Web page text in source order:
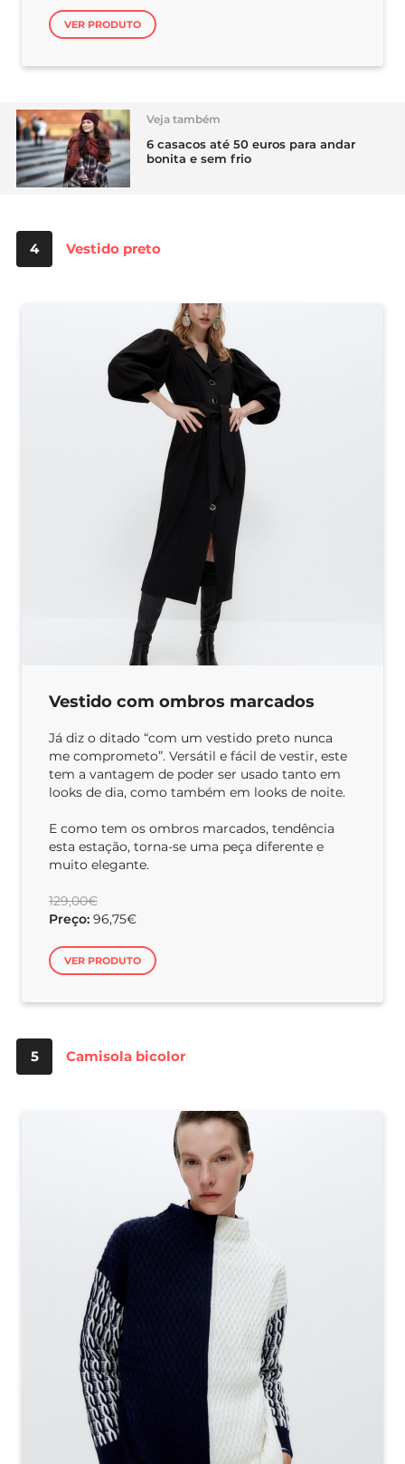
VER PRODUTO
Veja também
6 casacos até 50 euros para andar
bonita e sem frio
4 Vestido preto
Vestido com ombros marcados
Já diz o ditado “com um vestido preto nunca
me comprometo”. Versátil e fácil de vestir, este
tem a vantagem de poder ser usado tanto em
looks de dia, como também em looks de noite.
E como tem os ombros marcados, tendência
esta estação, torna-se uma peça diferente e
muito elegante.
129,00€
Preço: 96,75€
VER PRODUTO
5 Camisola bicolor